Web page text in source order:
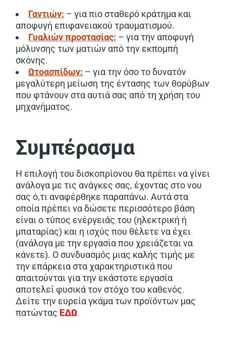
Γαντιών: – για πιο σταθερό κράτημα και
αποφυγή επιφανειακού τραυματισμού.
Γυαλιών προστασίας: – για την αποφυγή
μόλυνσης των ματιών από την εκπομπή
σκόνης.
Ωτοασπίδων: – για την όσο το δυνατόν
μεγαλύτερη μείωση της έντασης των θορύβων
που φτάνουν στα αυτιά σας από τη χρήση του
μηχανήματος.
Συμπέρασμα
Η επιλογή του δισκοπρίονου θα πρέπει να γίνει
ανάλογα με τις ανάγκες σας, έχοντας στο νου
σας ό,τι αναφέρθηκε παραπάνω. Αυτά στα
οποία πρέπει να δώσετε περισσότερο βάση
είναι ο τύπος ενέργειάς του (ηλεκτρική ή
μπαταρίας) και η ισχύς που θέλετε να έχει
(ανάλογα με την εργασία που χρειάζεται να
κάνετε). Ο συνδυασμός μιας καλής τιμής με
την επάρκεια στα χαρακτηριστικά που
απαιτούνται για την εκάστοτε εργασία
αποτελεί φυσικά τον στόχο του καθενός.
Δείτε την ευρεία γκάμα των προϊόντων μας
πατώντας ΕΔΩ